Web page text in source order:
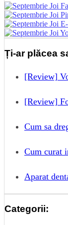
Ți-ar plăcea
[Review]
[Review]
Cum sa
Cum curat
Aparat
Categorii: